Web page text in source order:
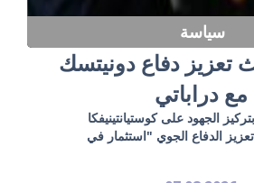
سياسة
تعزيز دفاع دونيتسك
دراباتي
الجهود على كوستيانتينيفكا
الدفاع الجوي "استثمار في